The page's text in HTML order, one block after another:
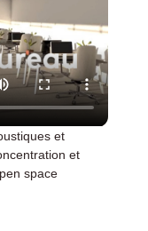
et
et
space